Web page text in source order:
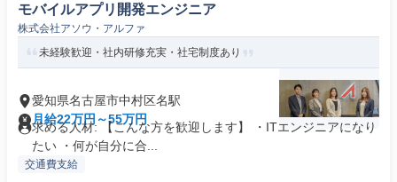
モバイルアプリ開発エンジニア
株式会社アソウ・アルファ
未経験歓迎・社内研修充実・社宅制度あり
愛知県名古屋市中村区名駅
月給22万円～55万円
求める人材: 【こんな方を歓迎します】 ・ITエンジニアになり
たい ・何が自分に合...
交通費支給